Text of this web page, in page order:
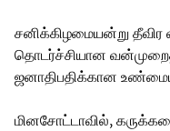
சனிக்கிழமையன்று தீவிர
தொடர்ச்சியான
ஜனாதிபதிக்கான
மினசோட்டாவில்,